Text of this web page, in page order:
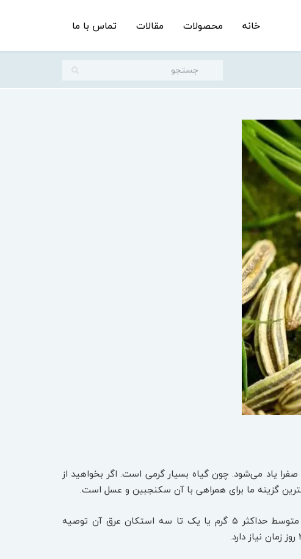
خانه محصولات مقالات تماس با ما
یاد می‌شود. چون گیاه بسیار گرمی است. اگر بخواهید از
گزینه ما برای همراهی با آن سکنجبین و عسل است.
قسمت‌های مورد استفاده این گیاه عبارتند از: بذر، برگ و ریشه. مقدار مصرف روزانه رازیانه، به طور متوسط حداکثر ۵ گرم یا یک تا سه استکان عرق آن توصیه